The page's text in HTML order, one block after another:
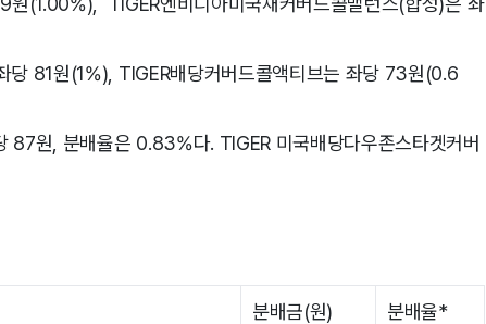
당 81원(1%), TIGER배당커버드콜액티브는 좌당 73원(0.6
87원, 분배율은 0.83%다. TIGER 미국배당다우존스타겟커버
분배금(원) 분배율*